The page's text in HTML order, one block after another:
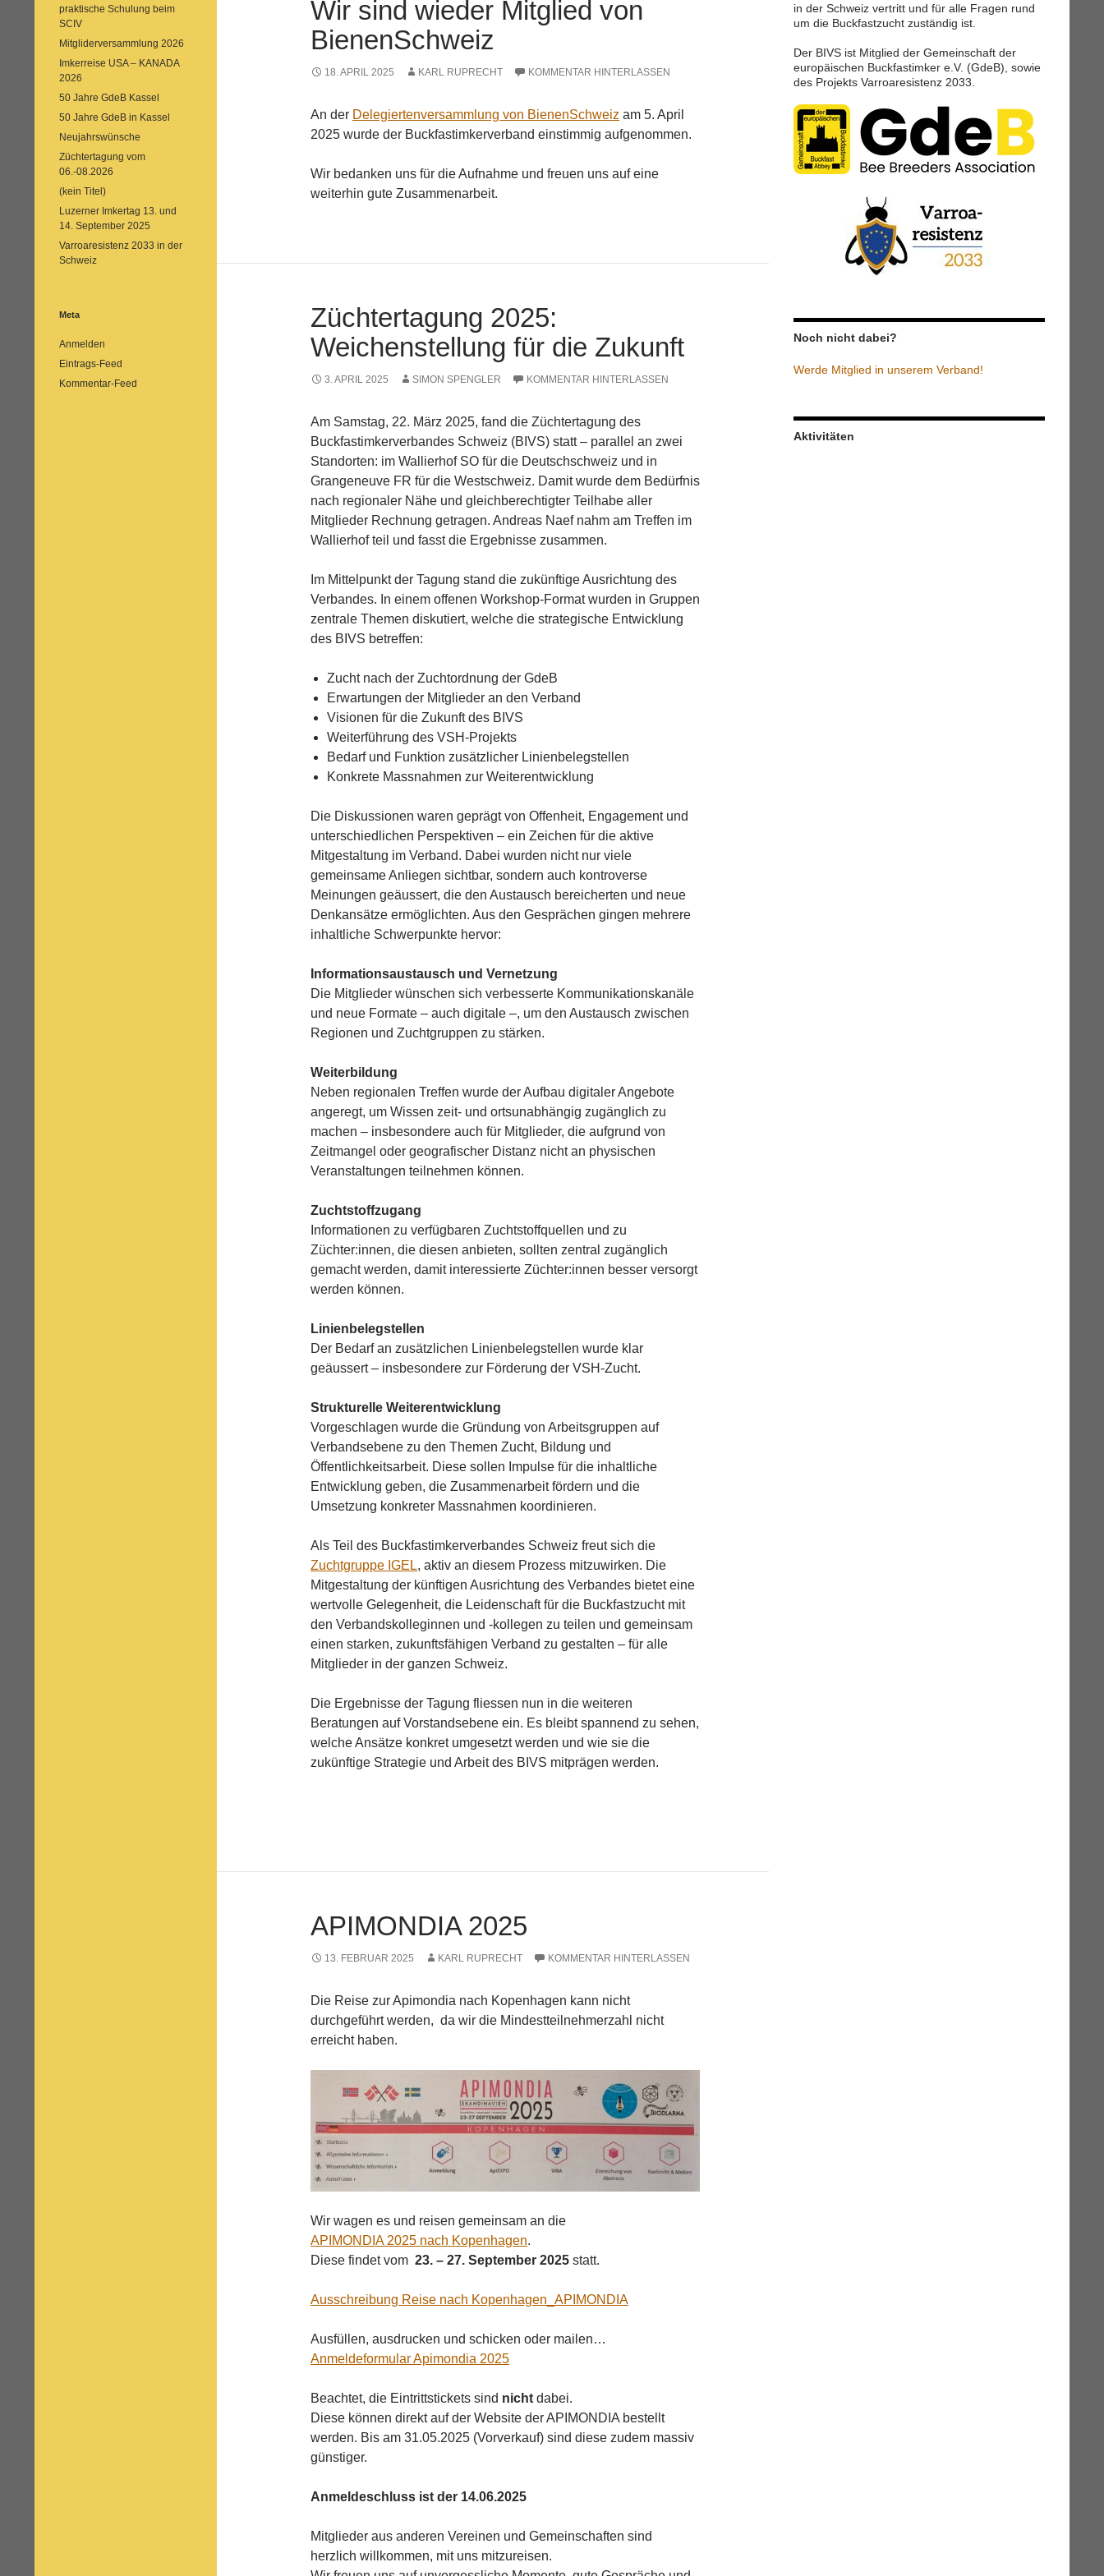
Wir sind wieder Mitglied von
BienenSchweiz
18. APRIL 2025 KARL RUPRECHT KOMMENTAR HINTERLASSEN
An der Delegiertenversammlung von BienenSchweiz am 5. April
2025 wurde der Buckfastimkerverband einstimmig aufgenommen.
Wir bedanken uns für die Aufnahme und freuen uns auf eine
weiterhin gute Zusammenarbeit.
Züchtertagung 2025:
Weichenstellung für die Zukunft
3. APRIL 2025 SIMON SPENGLER KOMMENTAR HINTERLASSEN
Am Samstag, 22. März 2025, fand die Züchtertagung des
Buckfastimkerverbandes Schweiz (BIVS) statt – parallel an zwei
Standorten: im Wallierhof SO für die Deutschschweiz und in
Grangeneuve FR für die Westschweiz. Damit wurde dem Bedürfnis
nach regionaler Nähe und gleichberechtigter Teilhabe aller
Mitglieder Rechnung getragen. Andreas Naef nahm am Treffen im
Wallierhof teil und fasst die Ergebnisse zusammen.
Im Mittelpunkt der Tagung stand die zukünftige Ausrichtung des
Verbandes. In einem offenen Workshop-Format wurden in Gruppen
zentrale Themen diskutiert, welche die strategische Entwicklung
des BIVS betreffen:
Zucht nach der Zuchtordnung der GdeB
Erwartungen der Mitglieder an den Verband
Visionen für die Zukunft des BIVS
Weiterführung des VSH-Projekts
Bedarf und Funktion zusätzlicher Linienbelegstellen
Konkrete Massnahmen zur Weiterentwicklung
Die Diskussionen waren geprägt von Offenheit, Engagement und
unterschiedlichen Perspektiven – ein Zeichen für die aktive
Mitgestaltung im Verband. Dabei wurden nicht nur viele
gemeinsame Anliegen sichtbar, sondern auch kontroverse
Meinungen geäussert, die den Austausch bereicherten und neue
Denkansätze ermöglichten. Aus den Gesprächen gingen mehrere
inhaltliche Schwerpunkte hervor:
Informationsaustausch und Vernetzung
Die Mitglieder wünschen sich verbesserte Kommunikationskanäle
und neue Formate – auch digitale –, um den Austausch zwischen
Regionen und Zuchtgruppen zu stärken.
Weiterbildung
Neben regionalen Treffen wurde der Aufbau digitaler Angebote
angeregt, um Wissen zeit- und ortsunabhängig zugänglich zu
machen – insbesondere auch für Mitglieder, die aufgrund von
Zeitmangel oder geografischer Distanz nicht an physischen
Veranstaltungen teilnehmen können.
Zuchtstoffzugang
Informationen zu verfügbaren Zuchtstoffquellen und zu
Züchter:innen, die diesen anbieten, sollten zentral zugänglich
gemacht werden, damit interessierte Züchter:innen besser versorgt
werden können.
Linienbelegstellen
Der Bedarf an zusätzlichen Linienbelegstellen wurde klar
geäussert – insbesondere zur Förderung der VSH-Zucht.
Strukturelle Weiterentwicklung
Vorgeschlagen wurde die Gründung von Arbeitsgruppen auf
Verbandsebene zu den Themen Zucht, Bildung und
Öffentlichkeitsarbeit. Diese sollen Impulse für die inhaltliche
Entwicklung geben, die Zusammenarbeit fördern und die
Umsetzung konkreter Massnahmen koordinieren.
Als Teil des Buckfastimkerverbandes Schweiz freut sich die
Zuchtgruppe IGEL, aktiv an diesem Prozess mitzuwirken. Die
Mitgestaltung der künftigen Ausrichtung des Verbandes bietet eine
wertvolle Gelegenheit, die Leidenschaft für die Buckfastzucht mit
den Verbandskolleginnen und -kollegen zu teilen und gemeinsam
einen starken, zukunftsfähigen Verband zu gestalten – für alle
Mitglieder in der ganzen Schweiz.
Die Ergebnisse der Tagung fliessen nun in die weiteren
Beratungen auf Vorstandsebene ein. Es bleibt spannend zu sehen,
welche Ansätze konkret umgesetzt werden und wie sie die
zukünftige Strategie und Arbeit des BIVS mitprägen werden.
APIMONDIA 2025
13. FEBRUAR 2025 KARL RUPRECHT KOMMENTAR HINTERLASSEN
Die Reise zur Apimondia nach Kopenhagen kann nicht
durchgeführt werden, da wir die Mindestteilnehmerzahl nicht
erreicht haben.
Wir wagen es und reisen gemeinsam an die
APIMONDIA 2025 nach Kopenhagen.
Diese findet vom 23. – 27. September 2025 statt.
Ausschreibung Reise nach Kopenhagen_APIMONDIA
Ausfüllen, ausdrucken und schicken oder mailen…
Anmeldeformular Apimondia 2025
Beachtet, die Eintrittstickets sind nicht dabei.
Diese können direkt auf der Website der APIMONDIA bestellt
werden. Bis am 31.05.2025 (Vorverkauf) sind diese zudem massiv
günstiger.
Anmeldeschluss ist der 14.06.2025
Mitglieder aus anderen Vereinen und Gemeinschaften sind
herzlich willkommen, mit uns mitzureisen.
in der Schweiz vertritt und für alle Fragen rund
um die Buckfastzucht zuständig ist.
Der BIVS ist Mitglied der Gemeinschaft der
europäischen Buckfastimker e.V. (GdeB), sowie
des Projekts Varroaresistenz 2033.
Noch nicht dabei?
Werde Mitglied in unserem Verband!
Aktivitäten
praktische Schulung beim
SCIV
Mitgliderversammlung 2026
Imkerreise USA – KANADA
2026
50 Jahre GdeB Kassel
50 Jahre GdeB in Kassel
Neujahrswünsche
Züchtertagung vom
06.-08.2026
(kein Titel)
Luzerner Imkertag 13. und
14. September 2025
Varroaresistenz 2033 in der
Schweiz
Meta
Anmelden
Eintrags-Feed
Kommentar-Feed